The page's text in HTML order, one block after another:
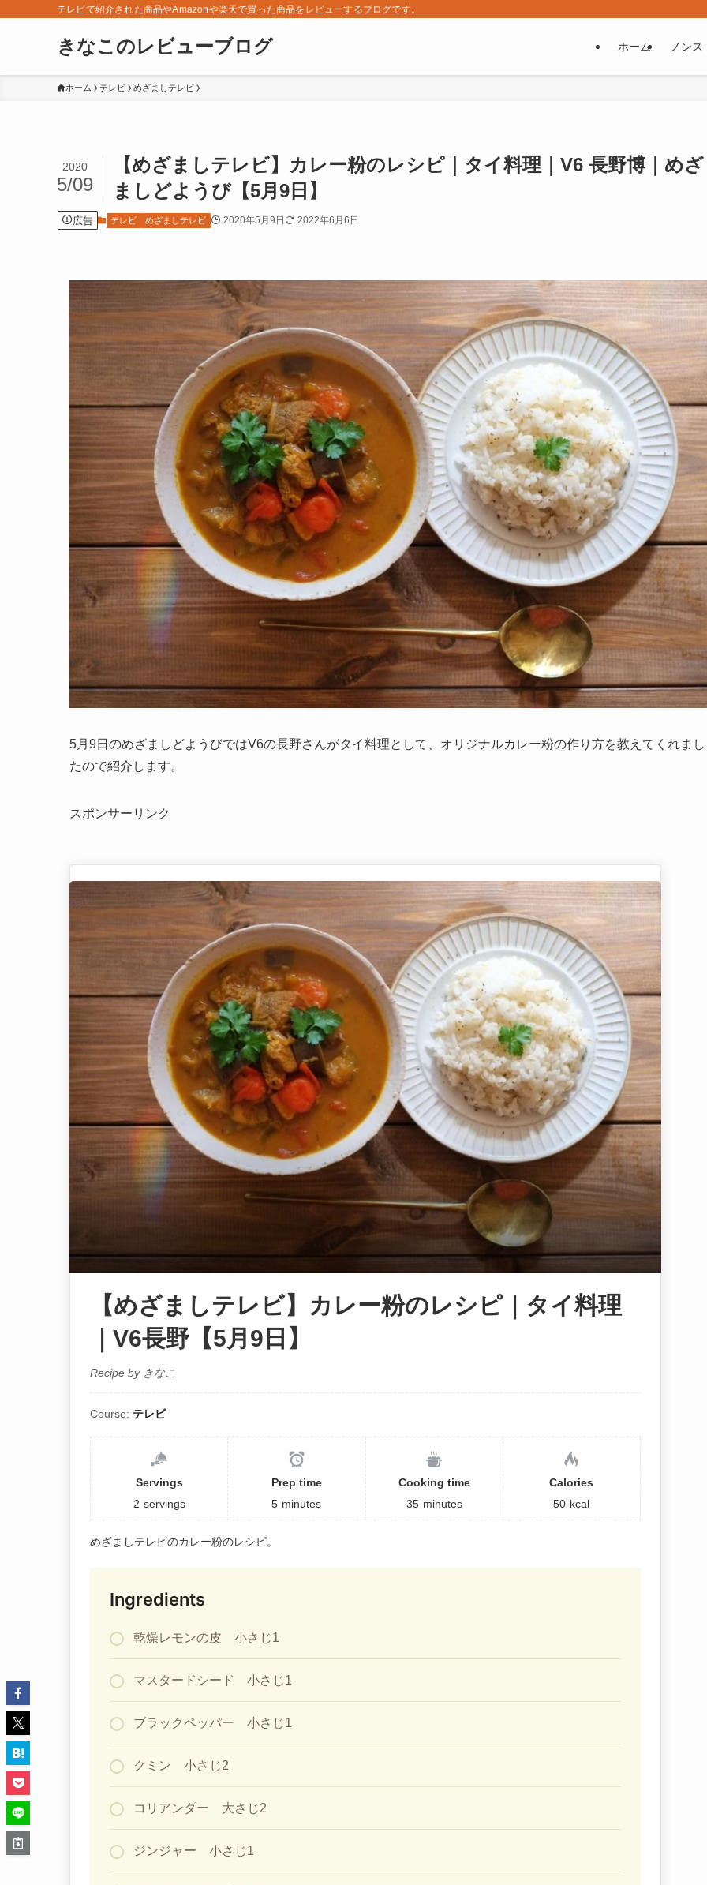
テレビで紹介された商品やAmazonや楽天で買った商品をレビューするブログです。
きなこのレビューブログ ホーム ノン
ホーム テレビ めざましテレビ
【めざましテレビ】カレー粉のレシピ｜タイ料理｜V6 長野博｜めざ
ましどようび【5月9日】
2020
5/09
広告 テレビ めざましテレビ 2020年5月9日 2022年6月6日
5月9日のめざましどようびではV6の長野さんがタイ料理として、オリジナルカレー粉の作り方を教えてくれまし
たので紹介します。
スポンサーリンク
【めざましテレビ】カレー粉のレシピ｜タイ料理
｜V6長野【5月9日】
Recipe by きなこ
Course: テレビ
Servings
2 servings
Prep time
5 minutes
Cooking time
35 minutes
Calories
50 kcal
めざましテレビのカレー粉のレシピ。
Ingredients
乾燥レモンの皮 小さじ1
マスタードシード 小さじ1
ブラックペッパー 小さじ1
クミン 小さじ2
コリアンダー 大さじ2
ジンジャー 小さじ1